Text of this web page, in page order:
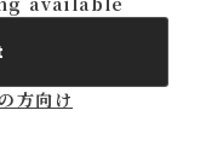
方向け